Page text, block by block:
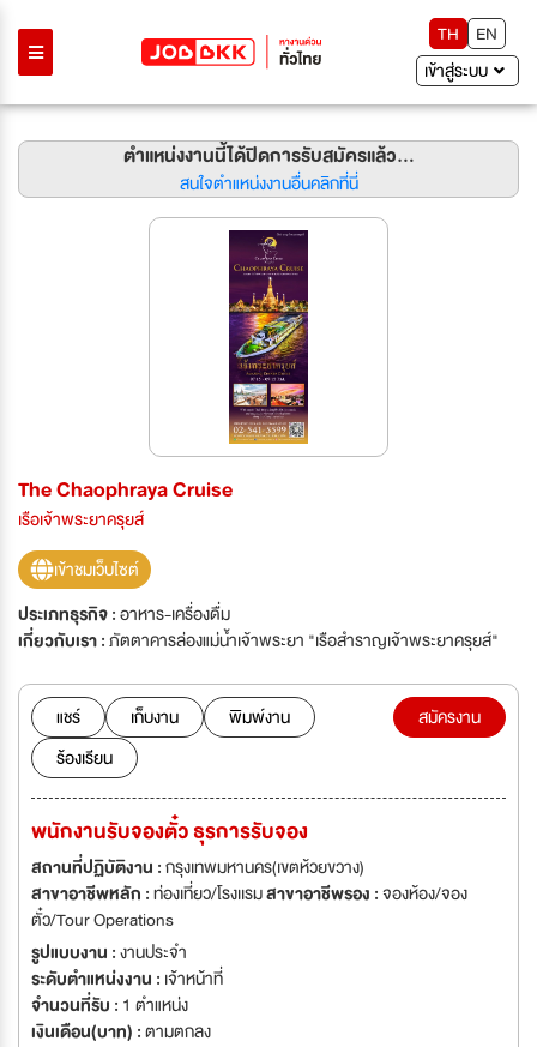
TH
EN
เข้าสู่ระบบ
ตำแหน่งงานนี้ได้ปิดการรับสมัครแล้ว...
สนใจตำแหน่งงานอื่นคลิกที่นี่
The Chaophraya Cruise
เรือเจ้าพระยาครุยส์
เข้าชมเว็บไซต์
ประเภทธุรกิจ :อาหาร-เครื่องดื่ม
เกี่ยวกับเรา :ภัตตาคารล่องแม่น้ำเจ้าพระยา "เรือสำราญเจ้าพระยาครุยส์"
แชร์ เก็บงาน
พิมพ์งาน
ร้องเรียน
สมัครงาน
พนักงานรับจองตั๋ว ธุรการรับจอง
สถานที่ปฏิบัติงาน :กรุงเทพมหานคร(เขตห้วยขวาง)
สาขาอาชีพหลัก :ท่องเที่ยว/โรงเเรมสาขาอาชีพรอง :จองห้อง/จอง
ตั๋ว/Tour Operations
รูปแบบงาน :งานประจำ
ระดับตำแหน่งงาน : เจ้าหน้าที่
จำนวนที่รับ : 1 ตำแหน่ง
เงินเดือน(บาท) :ตามตกลง